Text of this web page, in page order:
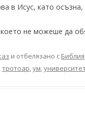
в Исус, като
не можеше да
и отбелязано с Библия
,тротоар,ум,